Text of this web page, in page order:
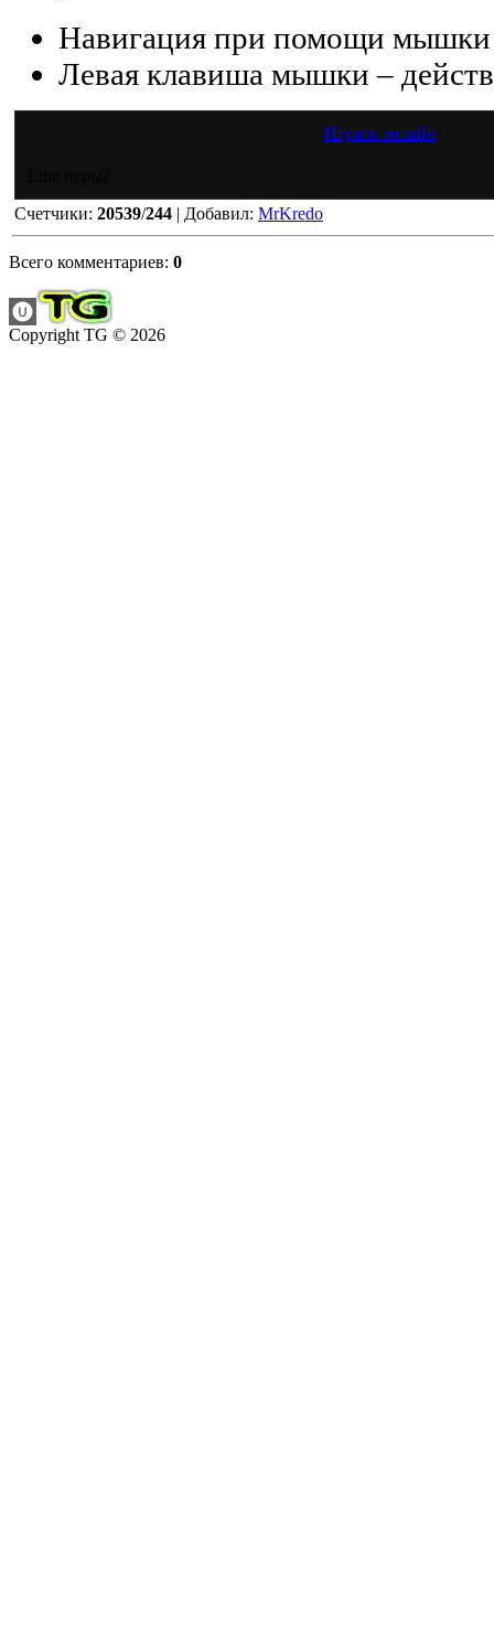
Навигация при помощи мышки
Левая клавиша мышки –
Играть онлайн
Счетчики: 20539/244 | Добавил: MrKredo
Всего комментариев: 0
Copyright TG © 2026